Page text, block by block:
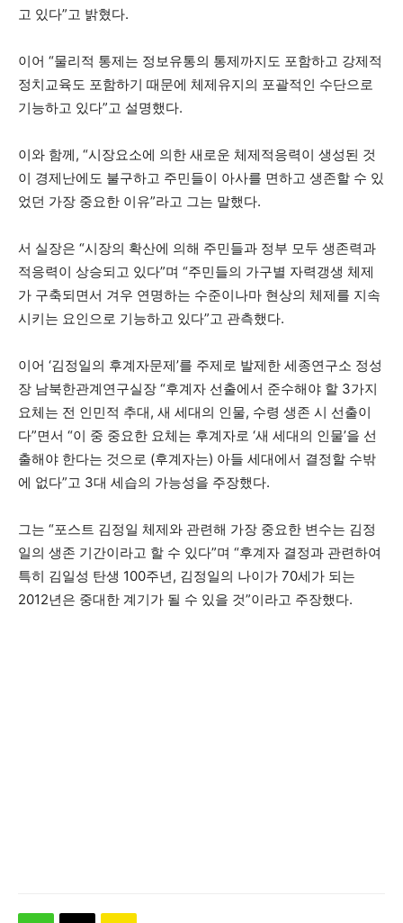
고 있다”고 밝혔다.
이어 “물리적 통제는 정보유통의 통제까지도 포함하고 강제적
정치교육도 포함하기 때문에 체제유지의 포괄적인 수단으로
기능하고 있다”고 설명했다.
이와 함께, “시장요소에 의한 새로운 체제적응력이 생성된 것
이 경제난에도 불구하고 주민들이 아사를 면하고 생존할 수 있
었던 가장 중요한 이유”라고 그는 말했다.
서 실장은 “시장의 확산에 의해 주민들과 정부 모두 생존력과
적응력이 상승되고 있다”며 “주민들의 가구별 자력갱생 체제
가 구축되면서 겨우 연명하는 수준이나마 현상의 체제를 지속
시키는 요인으로 기능하고 있다”고 관측했다.
이어 ‘김정일의 후계자문제’를 주제로 발제한 세종연구소 정성
장 남북한관계연구실장 “후계자 선출에서 준수해야 할 3가지
요체는 전 인민적 추대, 새 세대의 인물, 수령 생존 시 선출이
다”면서 “이 중 중요한 요체는 후계자로 ‘새 세대의 인물’을 선
출해야 한다는 것으로 (후계자는) 아들 세대에서 결정할 수밖
에 없다”고 3대 세습의 가능성을 주장했다.
그는 “포스트 김정일 체제와 관련해 가장 중요한 변수는 김정
일의 생존 기간이라고 할 수 있다”며 “후계자 결정과 관련하여
특히 김일성 탄생 100주년, 김정일의 나이가 70세가 되는
2012년은 중대한 계기가 될 수 있을 것”이라고 주장했다.